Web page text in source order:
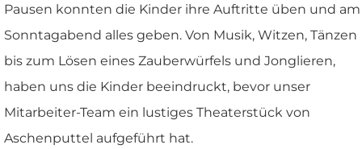
Pausen konnten die Kinder ihre Auftritte üben und am
Sonntagabend alles geben. Von Musik, Witzen, Tänzen
bis zum Lösen eines Zauberwürfels und Jonglieren,
haben uns die Kinder beeindruckt, bevor unser
Mitarbeiter-Team ein lustiges Theaterstück von
Aschenputtel aufgeführt hat.